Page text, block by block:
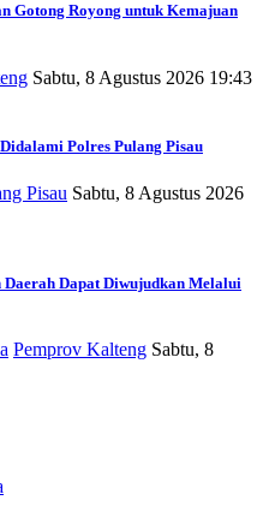
Gotong Royong untuk Kemajuan
Sabtu, 8 Agustus 2026 19:43
Polres Pulang Pisau
Pisau Sabtu, 8 Agustus 2026
Dapat Diwujudkan Melalui
Pemprov Kalteng Sabtu, 8